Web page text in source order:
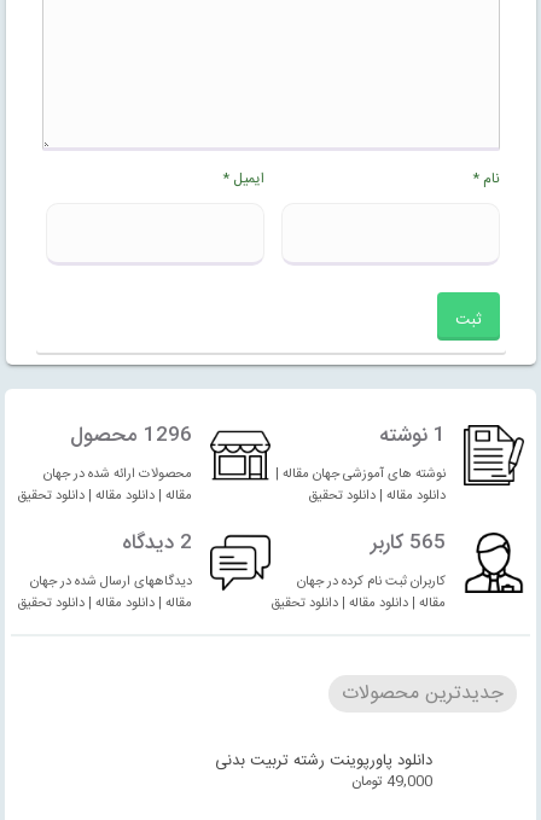
نام* ایمیل*
1 نوشته
نوشته های آموزشی جهان مقاله |
دانلود مقاله | دانلود تحقیق
1296 محصول
محصولات ارائه شده در جهان
مقاله | دانلود مقاله | دانلود تحقیق
565 کاربر
کاربران ثبت نام کرده در جهان
مقاله | دانلود مقاله | دانلود تحقیق
2 دیدگاه
دیدگاههای ارسال شده در جهان
مقاله | دانلود مقاله | دانلود تحقیق
جدیدترین محصولات
دانلود پاورپوینت رشته تربیت بدنی
49,000 تومان